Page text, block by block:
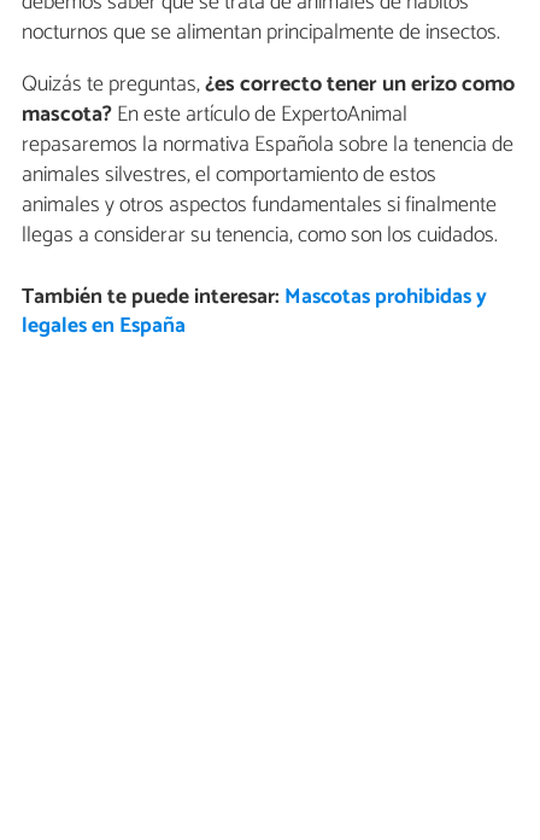
nocturnos que se alimentan principalmente de insectos.
Quizás te preguntas,¿es correcto tener un erizo como
mascota?En este artículo de ExpertoAnimal
repasaremos la normativa Española sobre la tenencia de
animales silvestres, el comportamiento de estos
animales y otros aspectos fundamentales si finalmente
llegas a considerar su tenencia, como son los cuidados.
También te puede interesar: Mascotas prohibidas y
legales en España